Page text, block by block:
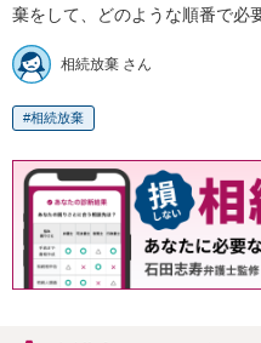
棄をして、どのような順番で必
相続放棄 さん
相続放棄